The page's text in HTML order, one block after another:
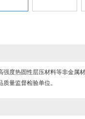
度热固性层压材料等非金
量监督检验单位。